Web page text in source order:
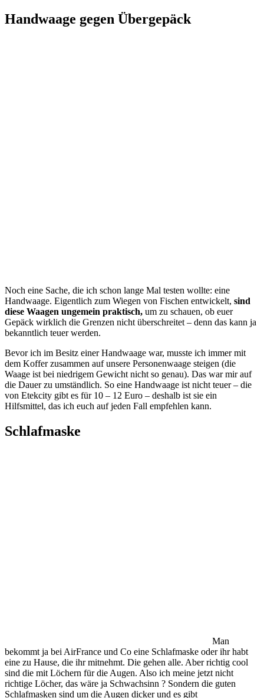
Handwaage gegen Übergepäck
Noch eine Sache, die ich schon lange Mal testen wollte: eine
Handwaage. Eigentlich zum Wiegen von Fischen entwickelt, sind
diese Waagen ungemein praktisch, um zu schauen, ob euer
Gepäck wirklich die Grenzen nicht überschreitet – denn das kann ja
bekanntlich teuer werden.
Bevor ich im Besitz einer Handwaage war, musste ich immer mit
dem Koffer zusammen auf unsere Personenwaage steigen (die
Waage ist bei niedrigem Gewicht nicht so genau). Das war mir auf
die Dauer zu umständlich. So eine Handwaage ist nicht teuer – die
von Etekcity gibt es für 10 – 12 Euro – deshalb ist sie ein
Hilfsmittel, das ich euch auf jeden Fall empfehlen kann.
Schlafmaske
Man
bekommt ja bei AirFrance und Co eine Schlafmaske oder ihr habt
eine zu Hause, die ihr mitnehmt. Die gehen alle. Aber richtig cool
sind die mit Löchern für die Augen. Also ich meine jetzt nicht
richtige Löcher, das wäre ja Schwachsinn ? Sondern die guten
Schlafmasken sind um die Augen dicker und es gibt